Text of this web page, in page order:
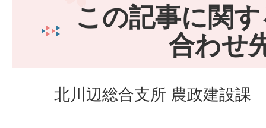
この記事に関
合わせ
北川辺総合支所 農政建設課